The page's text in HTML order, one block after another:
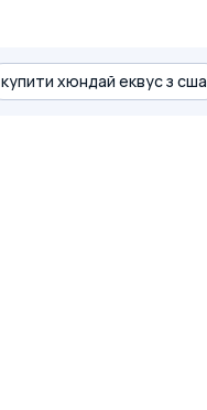
купити хюндай еквус з сша